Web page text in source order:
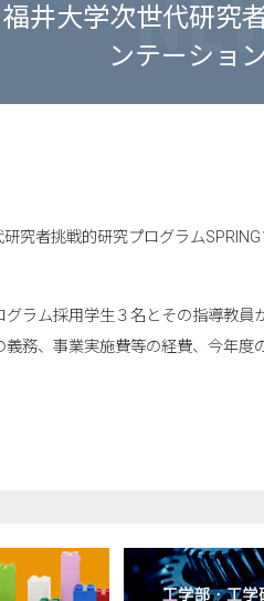
井大学次世代研究
ンテーショ
究者挑戦的研究プログラム
グラム採用学生３名とその指導教員
務、事業実施費等の経費、今年度